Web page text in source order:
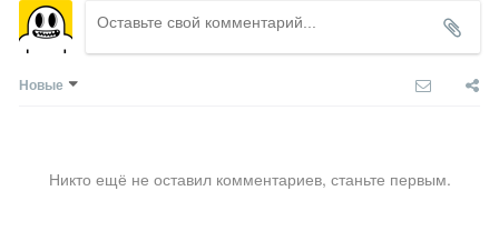
Новые
Никто ещё не оставил комментариев, станьте первым.